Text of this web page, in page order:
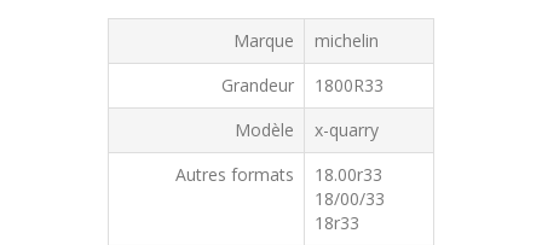
Marque
michelin
Grandeur
1800R33
Modèle
x-quarry
Autres formats
18.00r33
18/00/33
18r33